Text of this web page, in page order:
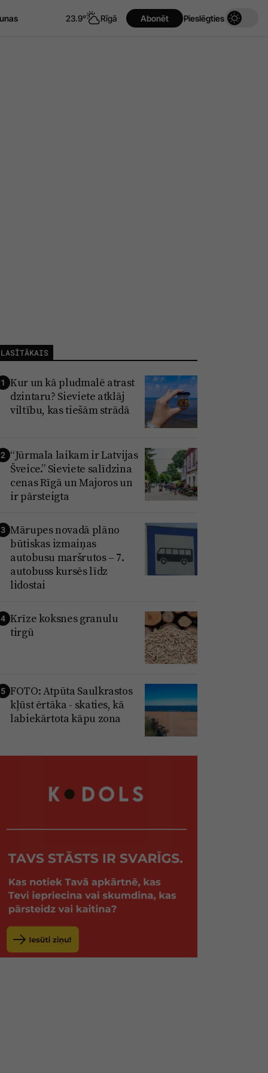
23.9° Rīgā Abonēt Pieslēgties
LASĪTĀKAIS
1 Kur un kā pludmalē atrast
dzintaru? Sieviete atklāj
viltību, kas tiešām strādā
2 “Jūrmala laikam ir Latvijas
Šveice.” Sieviete salīdzina
cenas Rīgā un Majoros un
ir pārsteigta
3 Mārupes novadā plāno
būtiskas izmaiņas
autobusu maršrutos – 7.
autobuss kursēs līdz
lidostai
4 Krīze koksnes granulu
tirgū
5 FOTO: Atpūta Saulkrastos
kļūst ērtāka - skaties, kā
labiekārtota kāpu zona